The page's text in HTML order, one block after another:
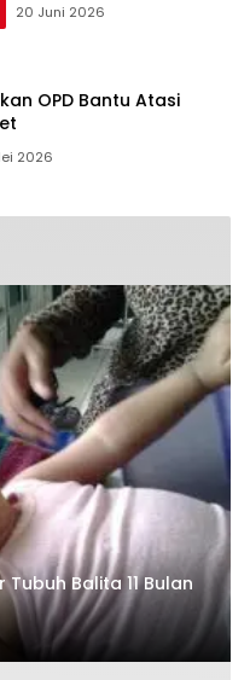
20 Juni 2026
OPD Bantu Atasi
2026
Tubuh Balita 11 Bulan